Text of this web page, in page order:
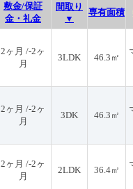
敷金/保証
金・礼金
間取り
▼
専有面積
2ヶ月 /-2ヶ
月
3LDK 46.3㎡
2ヶ月 /-2ヶ
月
3DK 46.3㎡
2ヶ月 /-2ヶ
月
2LDK 36.4㎡